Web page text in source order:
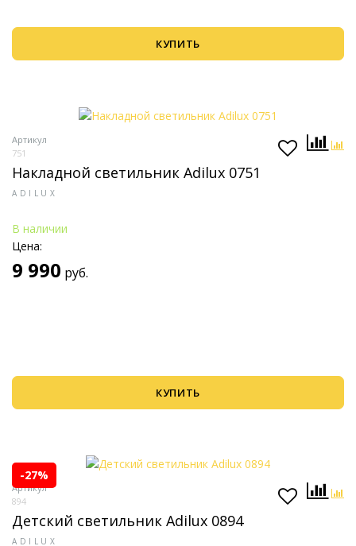
КУПИТЬ
Артикул
751
Накладной светильник Adilux 0751
ADILUX
В наличии
Цена:
9 990 руб.
КУПИТЬ
-27%
Артикул
894
Детский светильник Adilux 0894
ADILUX